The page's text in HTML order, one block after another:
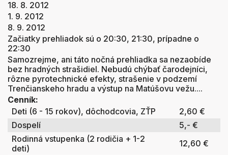
18. 8. 2012
1. 9. 2012
8. 9. 2012
Začiatky prehliadok sú o 20:30, 21:30, prípadne o
22:30
Samozrejme, ani táto nočná prehliadka sa nezaobíde
bez hradných strašidiel. Nebudú chýbať čarodejníci,
rôzne pyrotechnické efekty, strašenie v podzemí
Trenčianskeho hradu a výstup na Matúšovu vežu....
Cenník:
Deti (6 - 15 rokov), dôchodcovia, ZŤP
2,60 €
Dospelí
5,- €
Rodinná vstupenka (2 rodičia + 1-2
deti)
12,60 €